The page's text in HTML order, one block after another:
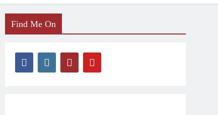
Find Me On